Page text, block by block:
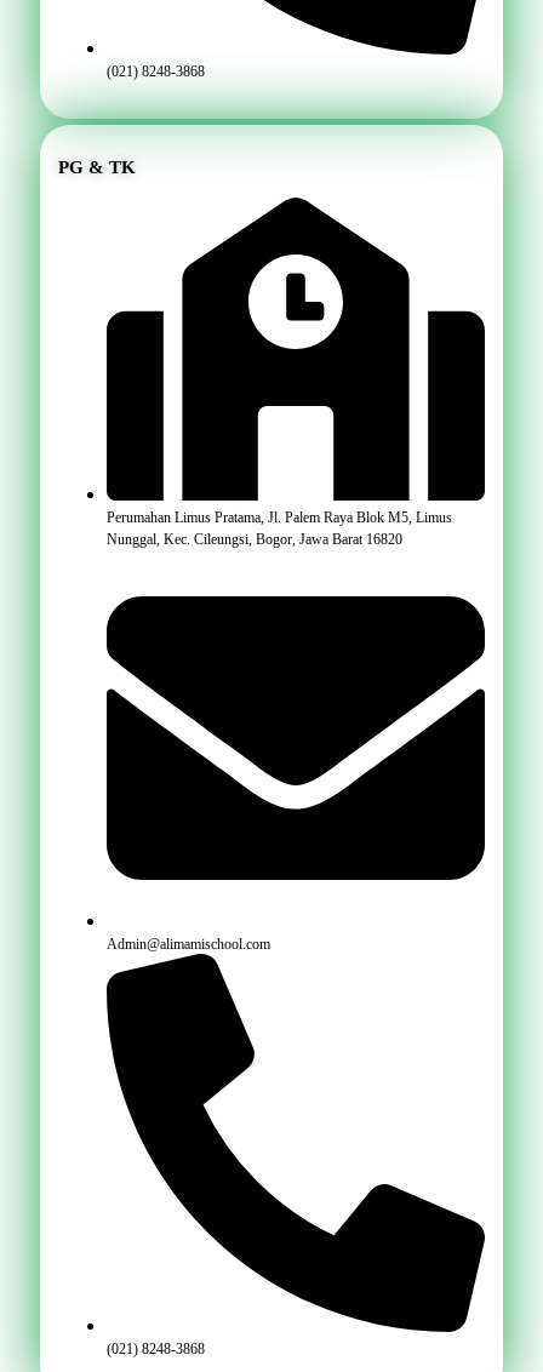
(021) 8248-3868
PG & TK
Perumahan Limus Pratama, Jl. Palem Raya Blok M5, Limus
Nunggal, Kec. Cileungsi, Bogor, Jawa Barat 16820
Admin@alimamischool.com
(021) 8248-3868